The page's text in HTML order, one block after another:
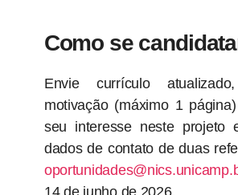
Como se
Envie currículo
motivação (máximo 1
seu interesse neste projeto
dados de contato de duas